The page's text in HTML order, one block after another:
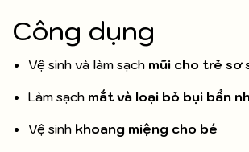
Công dụng
Vệ sinh và làm sạch mũi cho trẻ sơ
Làm sạch mắt và loại bỏ bụi bẩn
Vệ sinh khoang miệng cho bé